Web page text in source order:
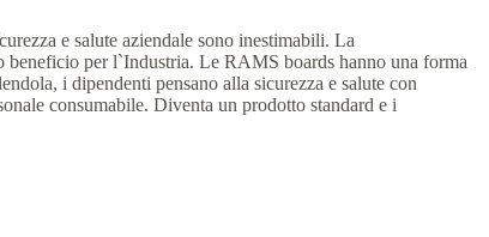
e salute aziendale sono inestimabili. La
per l`Industria. Le RAMS boards hanno una forma
i dipendenti pensano alla sicurezza e salute con
consumabile. Diventa un prodotto standard e i